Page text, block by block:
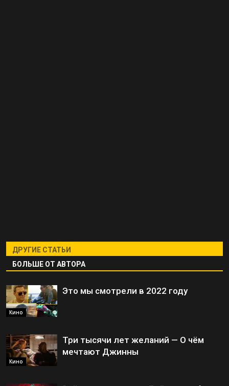
ДРУГИЕ СТАТЬИ
БОЛЬШЕ ОТ АВТОРА
Кино
Это мы смотрели в 2022 году
Кино
Три тысячи лет желаний — О чём
мечтают Джинны